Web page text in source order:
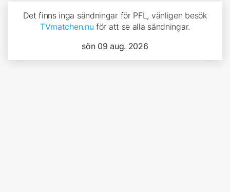
Det finns inga sändningar för PFL, vänligen besök
TVmatchen.nu för att se alla sändningar.
sön 09 aug. 2026